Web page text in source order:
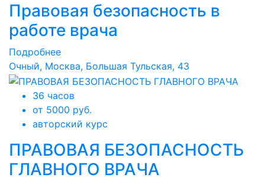
Правовая безопасность в
работе врача
Подробнее
Очный, Москва, Большая Тульская, 43
36 часов
от 5000 руб.
авторский курс
ПРАВОВАЯ БЕЗОПАСНОСТЬ
ГЛАВНОГО ВРАЧА